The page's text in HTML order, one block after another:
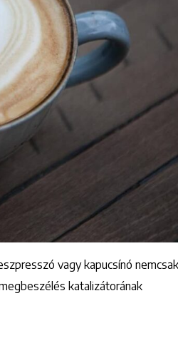
vagy kapucsínó nemcsak
katalizátorának